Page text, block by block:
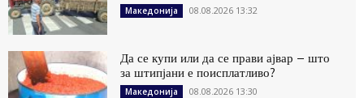
Македонија 08.08.2026 13:32
Да се купи или да се прави ајвар – што
за штипјани е поисплатливо?
Македонија 08.08.2026 13:30